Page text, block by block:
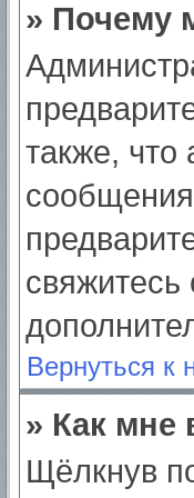
» Почему
также, что
Вернуться к
» Как мне
Щёлкнув